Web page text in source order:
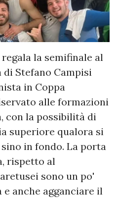
la semifinale al
di Stefano Campisi
in Coppa
alle formazioni
con la possibilità di
superiore qualora si
in fondo. La porta
rispetto al
sono un po'
anche agganciare il